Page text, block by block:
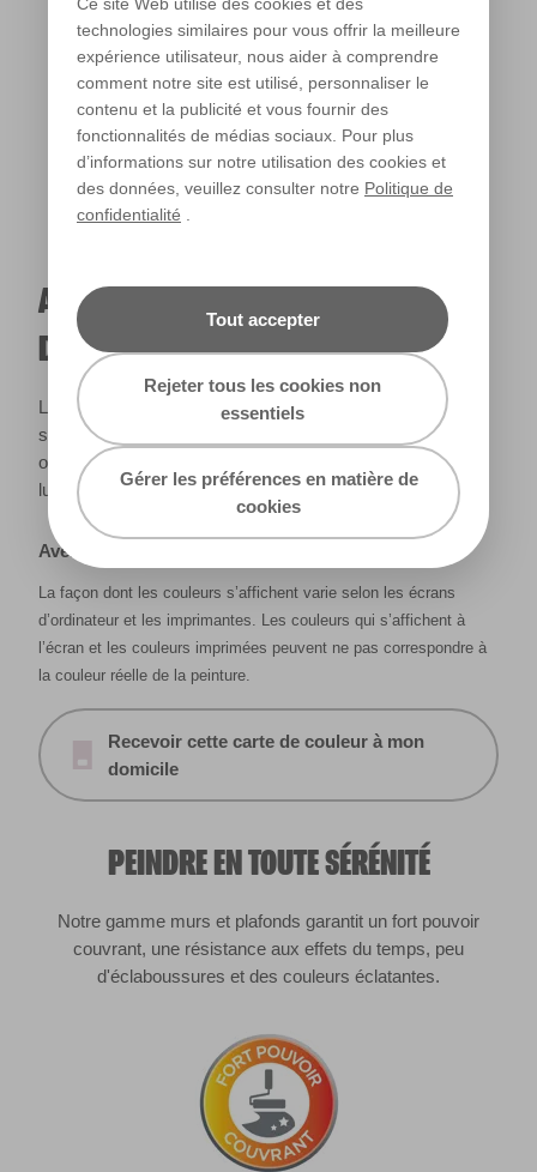
technologies similaires pour vous offrir la meilleure
expérience utilisateur, nous aider à comprendre
comment notre site est utilisé, personnaliser le
contenu et la publicité et vous fournir des
fonctionnalités de médias sociaux. Pour plus
d’informations sur notre utilisation des cookies et
des données, veuillez consulter notre Politique de
confidentialité
Tout accepter
Rejeter tous les cookies non
essentiels
Gérer les préférences en matière de
cookies
Lumière chaude
A QUOI RESSEMBLERA CETTE COULEUR
DANS VOTRE MAISON ?
La lumière naturelle et l’éclairage jouent un rôle important
sur le rendu des couleurs dans votre maison. Utilisez cet
outil pour voir le rendu de votre couleur en fonction de la
lumière.
Avertissement
La façon dont les couleurs s’affichent varie selon les écrans
d’ordinateur et les imprimantes. Les couleurs qui s’affichent à
l’écran et les couleurs imprimées peuvent ne pas correspondre à
la couleur réelle de la peinture.
Recevoir cette carte de couleur à mon
domicile
PEINDRE EN TOUTE SÉRÉNITÉ
Notre gamme murs et plafonds garantit un fort pouvoir
couvrant, une résistance aux effets du temps, peu
d'éclaboussures et des couleurs éclatantes.